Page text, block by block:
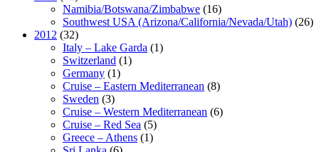
Namibia/Botswana/Zimbabwe (16)
Southwest USA (Arizona/California/Nevada/Utah) (26)
2012 (32)
Italy – Lake Garda (1)
Switzerland (1)
Germany (1)
Cruise – Eastern Mediterranean (8)
Sweden (3)
Cruise – Western Mediterranean (6)
Cruise – Red Sea (5)
Greece – Athens (1)